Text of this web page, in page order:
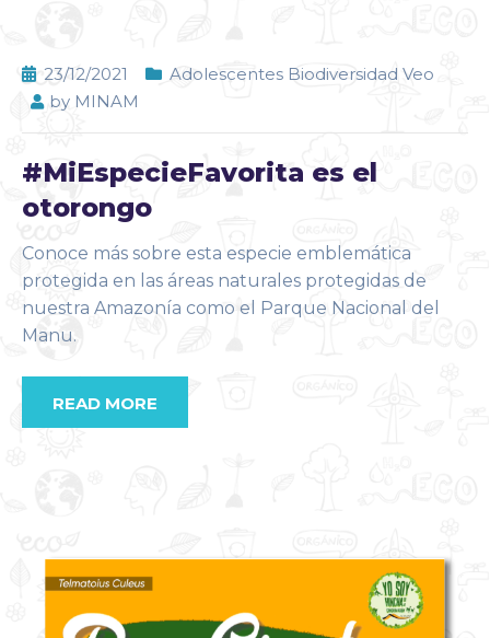
23/12/2021
Adolescentes Biodiversidad Veo
by MINAM
#MiEspecieFavorita es el
otorongo
Conoce más sobre esta especie emblemática
protegida en las áreas naturales protegidas de
nuestra Amazonía como el Parque Nacional del
Manu.
READ MORE